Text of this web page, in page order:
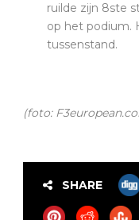
ruilde zijn 8ste
op het podium.
tussenstand.
(foto:
SHARE